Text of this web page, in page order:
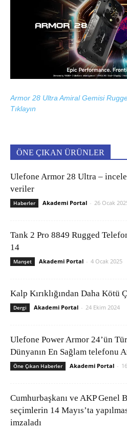
Armor 28 Ultra Amiral Gemisi
Tıklayın
ÖNE ÇIKAN ÜRÜNLER
Ulefone Armor 28 Ultra –
veriler
Haberler Akademi Portal - 26 Ocak
Tank 2 Pro 8849 Rugged
14
Manşet Akademi Portal - 4 Ocak 2025
Kalp Kırıklığından Daha Kötü
Dergi Akademi Portal - 24 Ekim 2024
Ulefone Power Armor 24’ün
Dünyanın En Sağlam telefonu
Öne Çıkan Haberler Akademi Portal -
Cumhurbaşkanı ve AKP Genel
seçimlerin 14 Mayıs’ta
imzaladı